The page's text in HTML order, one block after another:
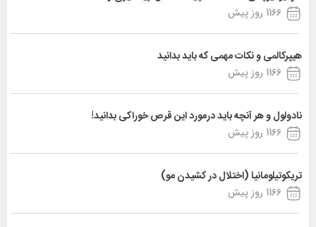
1166 روز پیش
هیپرکالمی و نکات مهمی که باید بدانید
1166 روز پیش
نادولول و هر آنچه باید درمورد این قرص خوراکی بدانید!
1166 روز پیش
تریکوتیلومانیا (اختلال در کشیدن مو)
1166 روز پیش